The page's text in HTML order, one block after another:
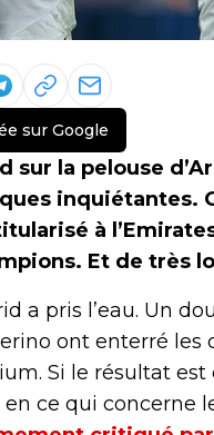
sur Google
sur la pelouse
inquiétantes.
à
Et de très
a pris l’eau. Un
ont enterré les
Si le résultat
ce qui concerne